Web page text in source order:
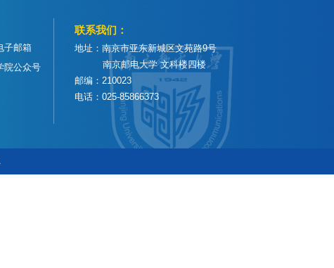
联系我们：
地址：南京市亚东新城区文苑路9号
南京邮电大学 文科楼四楼
邮编：210023
电话：025-85866373
子邮箱
院公众号